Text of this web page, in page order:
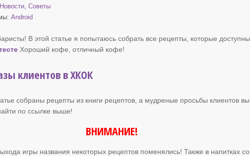
Новости,Советы
Android
В этой статье я попытаюсь собрать все рецепты, которые доступны
Хороший кофе , отличный кофе!
клиентов в ХКОК
собраны рецепты из книги рецептов, а мудреные просьбы клиентов вы
по ссылке выше!
ВНИМАНИЕ!
игры названия некоторых рецептов поменялись! Также в напитках со